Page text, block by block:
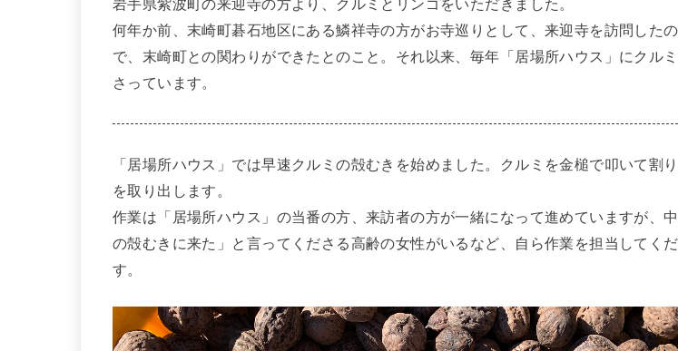
岩手県紫波町の来迎寺の方より、クルミとリンゴをいただきました。
何年か前、末崎町碁石地区にある鱗祥寺の方がお寺巡りとして、来迎寺を訪問した
で、末崎町との関わりができたとのこと。それ以来、毎年「居場所ハウス」にクル
さっています。
「居場所ハウス」では早速クルミの殻むきを始めました。クルミを金槌で叩いて割
を取り出します。
作業は「居場所ハウス」の当番の方、来訪者の方が一緒になって進めていますが、
の殻むきに来た」と言ってくださる高齢の女性がいるなど、自ら作業を担当してく
す。